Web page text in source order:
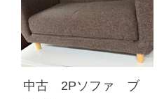
中古 2Pソファ ブ